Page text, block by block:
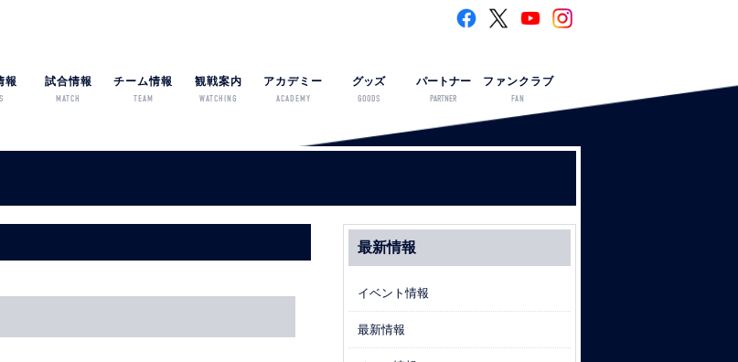
報 試合情報
MATCH
チーム情報
TEAM
観戦案内
WATCHING
アカデミー
ACADEMY
グッズ
GOODS
パートナー
PARTNER
ファンクラブ
FAN
最新情報
イベント情報
最新情報